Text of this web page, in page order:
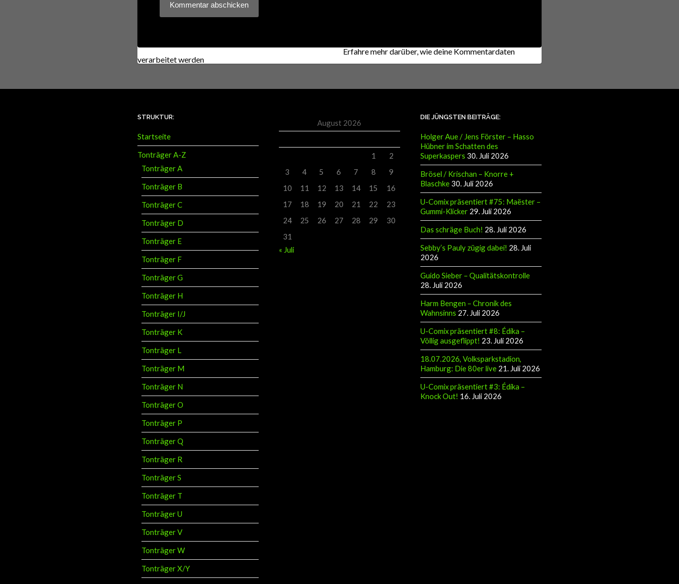
Diese Website verwendet Akismet, um Spam zu reduzieren.Erfahre mehr darüber, wie deine Kommentardaten
verarbeitet werden.
STRUKTUR:
Startseite
Tonträger A-Z
Tonträger A
Tonträger B
Tonträger C
Tonträger D
Tonträger E
Tonträger F
Tonträger G
Tonträger H
Tonträger I/J
Tonträger K
Tonträger L
Tonträger M
Tonträger N
Tonträger O
Tonträger P
Tonträger Q
Tonträger R
Tonträger S
Tonträger T
Tonträger U
Tonträger V
Tonträger W
Tonträger X/Y
August 2026
1 2
3 4 5 6 7 8
9
10
11 12 13 14 15
16
17
18 19 20 21 22
23
24
25 26 27 28 29
30
31
« Juli
DIE JÜNGSTEN BEITRÄGE:
Holger Aue / Jens Förster – Hasso
Hübner im Schatten des
Superkaspers 30. Juli 2026
Brösel / Krischan – Knorre +
Blaschke 30. Juli 2026
U-Comix präsentiert #75: Maëster –
Gummi-Klicker 29. Juli 2026
Das schräge Buch! 28. Juli 2026
Sebby’s Pauly zügig dabei! 28. Juli
2026
Guido Sieber – Qualitätskontrolle
28. Juli 2026
Harm Bengen – Chronik des
Wahnsinns 27. Juli 2026
U-Comix präsentiert #8: Édika –
Völlig ausgeflippt! 23. Juli 2026
18.07.2026, Volksparkstadion,
Hamburg: Die 80er live 21. Juli 2026
U-Comix präsentiert #3: Édika –
Knock Out! 16. Juli 2026